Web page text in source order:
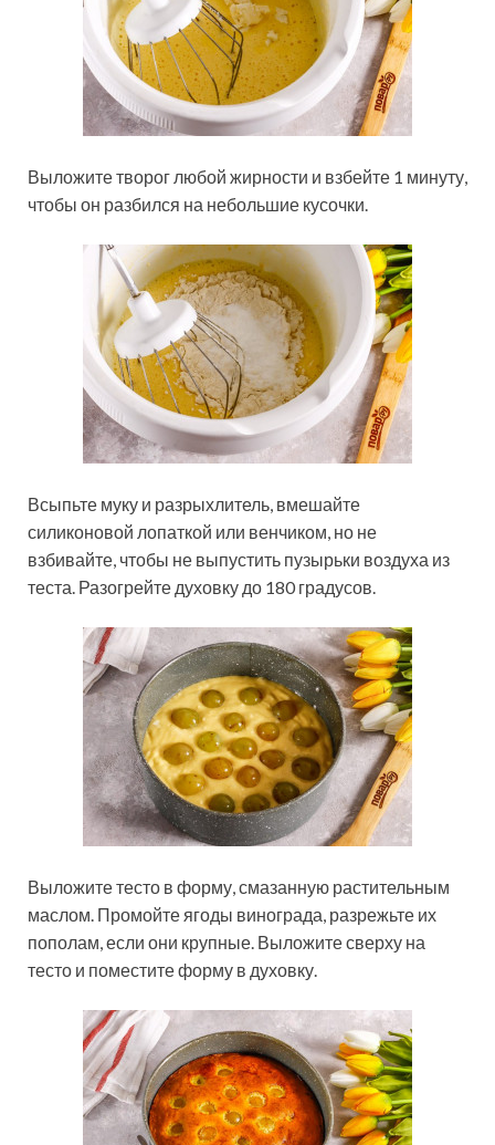
Выложите творог любой жирности и взбейте 1 минуту,
чтобы он разбился на небольшие кусочки.
Всыпьте муку и разрыхлитель, вмешайте
силиконовой лопаткой или венчиком, но не
взбивайте, чтобы не выпустить пузырьки воздуха из
теста. Разогрейте духовку до 180 градусов.
Выложите тесто в форму, смазанную растительным
маслом. Промойте ягоды винограда, разрежьте их
пополам, если они крупные. Выложите сверху на
тесто и поместите форму в духовку.